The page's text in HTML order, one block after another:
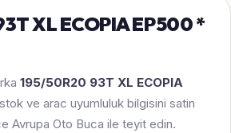
XL ECOPIA EP500 *
195/50R20 93T XL ECOPIA
ve arac uyumluluk bilgisini satin
Avrupa Oto Buca ile teyit edin.